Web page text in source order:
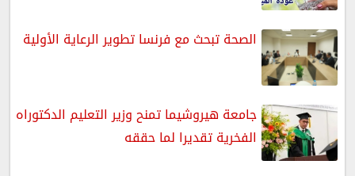
الصحة تبحث مع فرنسا تطوير الرعاية الأولية
جامعة هيروشيما تمنح وزير التعليم الدكتوراه
الفخرية تقديرا لما حققه